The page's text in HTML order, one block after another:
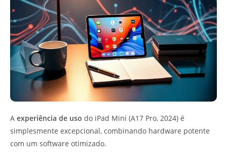
A experiência de uso do iPad Mini (A17 Pro, 2024) é
simplesmente excepcional, combinando hardware potente
com um software otimizado.